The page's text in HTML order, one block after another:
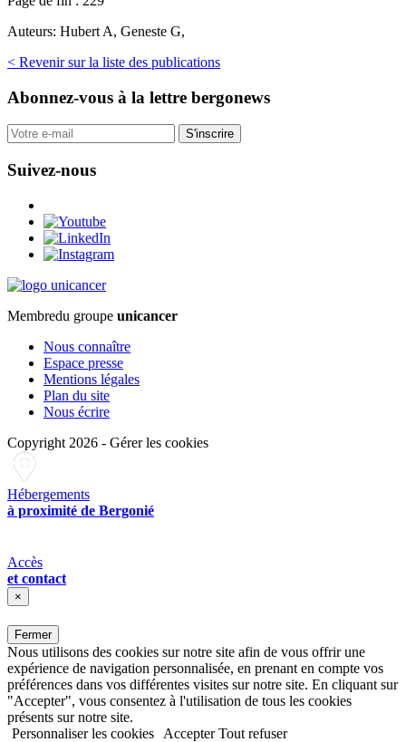
Auteurs: Hubert A, Geneste G,
< Revenir sur la liste des publications
Abonnez-vous à la lettre bergonews
S'inscrire
Suivez-nous
Membredu groupe unicancer
Nous connaître
Espace presse
Mentions légales
Plan du site
Nous écrire
Copyright 2026 - Gérer les cookies
Hébergements
à proximité de Bergonié
Accès
et contact
×
Fermer
Nous utilisons des cookies sur notre site afin de vous offrir une
expérience de navigation personnalisée, en prenant en compte vos
préférences dans vos différentes visites sur notre site. En cliquant sur
"Accepter", vous consentez à l'utilisation de tous les cookies
présents sur notre site.
Personnaliser les cookies
Accepter Tout refuser